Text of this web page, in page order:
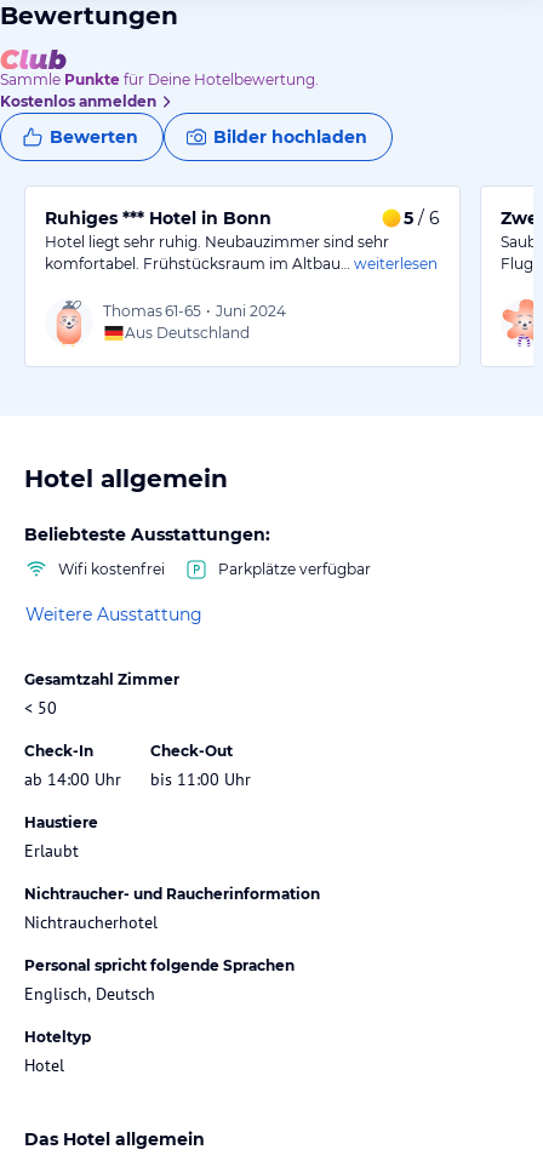
Bewertungen
Sammle Punkte für Deine Hotelbewertung.
Kostenlos anmelden
Bewerten Bilder hochladen
Ruhiges *** Hotel in Bonn 5 / 6
Hotel liegt sehr ruhig. Neubauzimmer sind sehr
komfortabel. Frühstücksraum im Altbau…
weiterlesen
Thomas61-65 • Juni 2024
Aus Deutschland
Hotel allgemein
Beliebteste Ausstattungen:
Wifi kostenfrei Parkplätze verfügbar
Weitere Ausstattung
Gesamtzahl Zimmer
< 50
Check-In
ab 14:00 Uhr
Check-Out
bis 11:00 Uhr
Haustiere
Erlaubt
Nichtraucher- und Raucherinformation
Nichtraucherhotel
Personal spricht folgende Sprachen
Englisch, Deutsch
Hoteltyp
Hotel
Das Hotel allgemein